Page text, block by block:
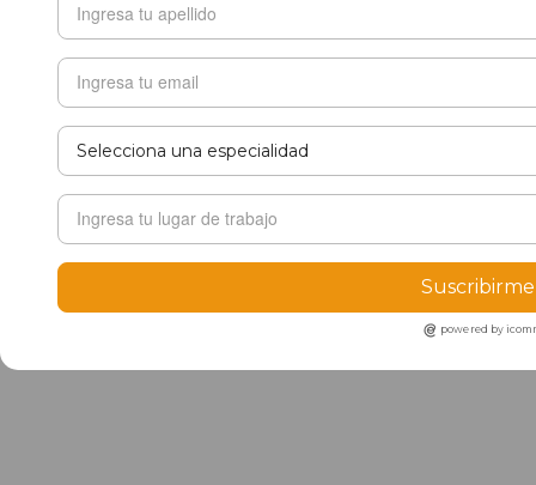
Suscribirme
powered by